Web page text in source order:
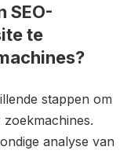
SEO-
te
stappen om
analyse van